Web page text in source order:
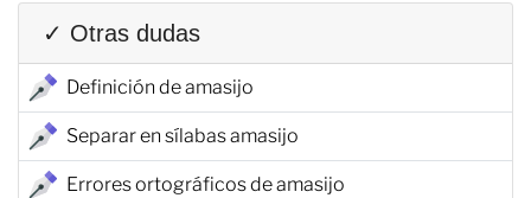
✓ Otras dudas
Definición de amasijo
Separar en sílabas amasijo
Errores ortográficos de amasijo